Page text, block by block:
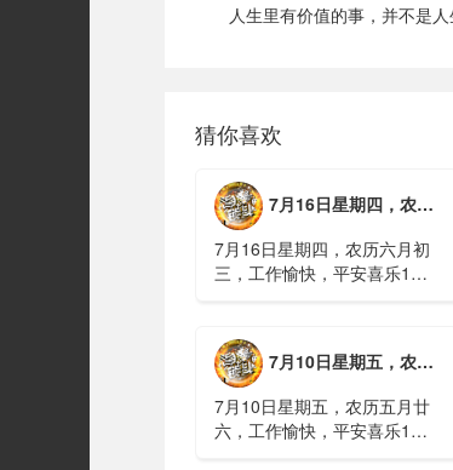
人生里有价值的事，并不是
猜你喜欢
7月16日星期四，农历六月初三，工作愉快，平安喜乐
7月16日星期四，农历六月初
三，工作愉快，平安喜乐1、
伊战争或升级，特朗普召集会
议讨论大规模进攻3、深圳一
商住楼加装......
7月10日星期五，农历五月廿六，工作愉快，平安喜乐
7月10日星期五，农历五月廿
六，工作愉快，平安喜乐1、